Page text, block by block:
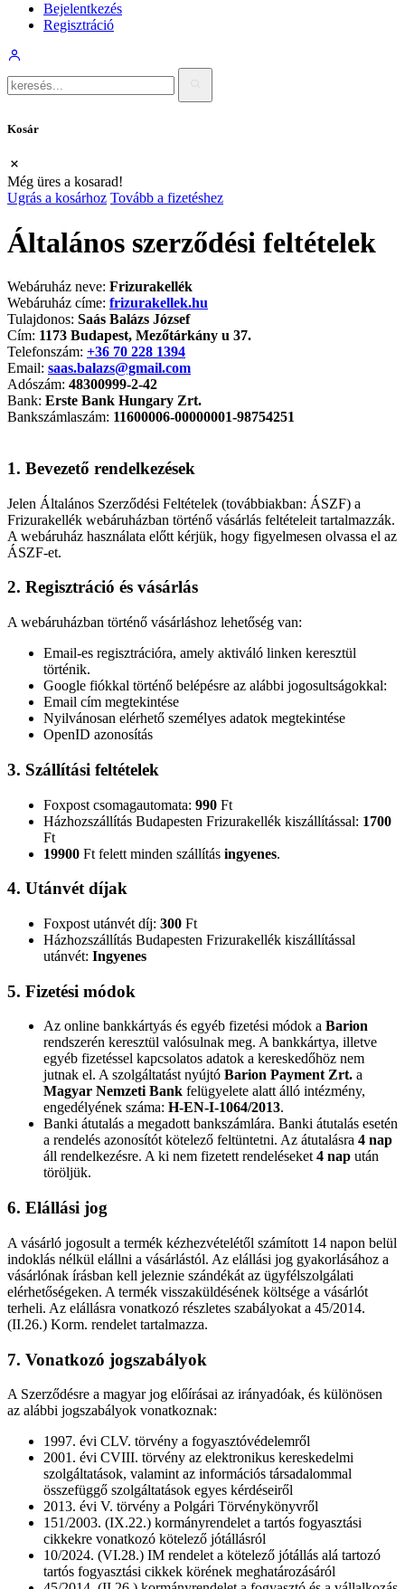
Bejelentkezés
Regisztráció
Kosár
Még üres a kosarad!
Ugrás a kosárhoz Tovább a fizetéshez
Általános szerződési feltételek
Webáruház neve: Frizurakellék
Webáruház címe: frizurakellek.hu
Tulajdonos: Saás Balázs József
Cím: 1173 Budapest, Mezőtárkány u 37.
Telefonszám: +36 70 228 1394
Email: saas.balazs@gmail.com
Adószám: 48300999-2-42
Bank: Erste Bank Hungary Zrt.
Bankszámlaszám: 11600006-00000001-98754251
1. Bevezető rendelkezések
Jelen Általános Szerződési Feltételek (továbbiakban: ÁSZF) a
Frizurakellék webáruházban történő vásárlás feltételeit tartalmazzák.
A webáruház használata előtt kérjük, hogy figyelmesen olvassa el az
ÁSZF-et.
2. Regisztráció és vásárlás
A webáruházban történő vásárláshoz lehetőség van:
Email-es regisztrációra, amely aktiváló linken keresztül
történik.
Google fiókkal történő belépésre az alábbi jogosultságokkal:
Email cím megtekintése
Nyilvánosan elérhető személyes adatok megtekintése
OpenID azonosítás
3. Szállítási feltételek
Foxpost csomagautomata: 990 Ft
Házhozszállítás Budapesten Frizurakellék kiszállítással: 1700
Ft
19900 Ft felett minden szállítás ingyenes.
4. Utánvét díjak
Foxpost utánvét díj: 300 Ft
Házhozszállítás Budapesten Frizurakellék kiszállítással
utánvét: Ingyenes
5. Fizetési módok
Az online bankkártyás és egyéb fizetési módok a Barion
rendszerén keresztül valósulnak meg. A bankkártya, illetve
egyéb fizetéssel kapcsolatos adatok a kereskedőhöz nem
jutnak el. A szolgáltatást nyújtó Barion Payment Zrt. a
Magyar Nemzeti Bank felügyelete alatt álló intézmény,
engedélyének száma: H-EN-I-1064/2013.
Banki átutalás a megadott bankszámlára. Banki átutalás esetén
a rendelés azonosítót kötelező feltüntetni. Az átutalásra 4 nap
áll rendelkezésre. A ki nem fizetett rendeléseket4 nap után
töröljük.
6. Elállási jog
A vásárló jogosult a termék kézhezvételétől számított 14 napon belül
indoklás nélkül elállni a vásárlástól. Az elállási jog gyakorlásához a
vásárlónak írásban kell jeleznie szándékát az ügyfélszolgálati
elérhetőségeken. A termék visszaküldésének költsége a vásárlót
terheli. Az elállásra vonatkozó részletes szabályokat a 45/2014.
(II.26.) Korm. rendelet tartalmazza.
7. Vonatkozó jogszabályok
A Szerződésre a magyar jog előírásai az irányadóak, és különösen
az alábbi jogszabályok vonatkoznak:
1997. évi CLV. törvény a fogyasztóvédelemről
2001. évi CVIII. törvény az elektronikus kereskedelmi
szolgáltatások, valamint az információs társadalommal
összefüggő szolgáltatások egyes kérdéseiről
2013. évi V. törvény a Polgári Törvénykönyvről
151/2003. (IX.22.) kormányrendelet a tartós fogyasztási
cikkekre vonatkozó kötelező jótállásról
10/2024. (VI.28.) IM rendelet a kötelező jótállás alá tartozó
tartós fogyasztási cikkek körének meghatározásáról